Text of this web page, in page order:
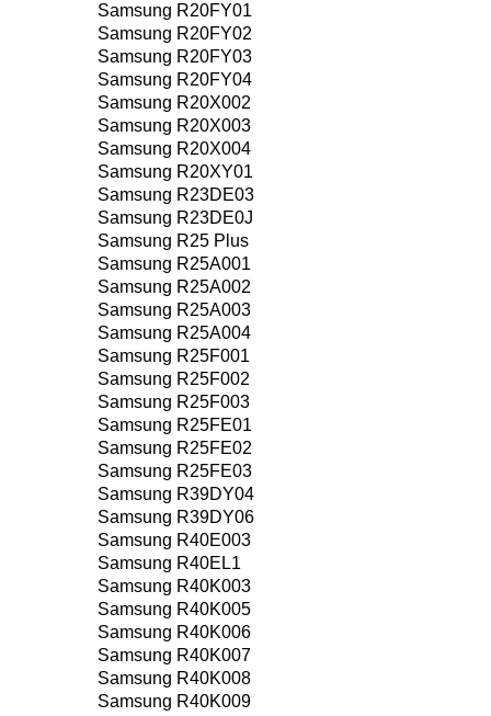
Samsung R20FY01
Samsung R20FY02
Samsung R20FY03
Samsung R20FY04
Samsung R20X002
Samsung R20X003
Samsung R20X004
Samsung R20XY01
Samsung R23DE03
Samsung R23DE0J
Samsung R25 Plus
Samsung R25A001
Samsung R25A002
Samsung R25A003
Samsung R25A004
Samsung R25F001
Samsung R25F002
Samsung R25F003
Samsung R25FE01
Samsung R25FE02
Samsung R25FE03
Samsung R39DY04
Samsung R39DY06
Samsung R40E003
Samsung R40EL1
Samsung R40K003
Samsung R40K005
Samsung R40K006
Samsung R40K007
Samsung R40K008
Samsung R40K009